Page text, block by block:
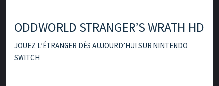
ODDWORLD STRANGER’S WRATH HD
JOUEZ L’ÉTRANGER DÈS AUJOURD’HUI SUR NINTENDO
SWITCH